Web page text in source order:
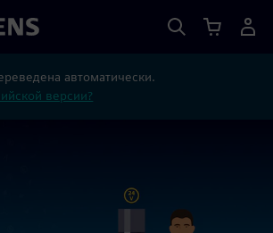
автоматически.
версии?